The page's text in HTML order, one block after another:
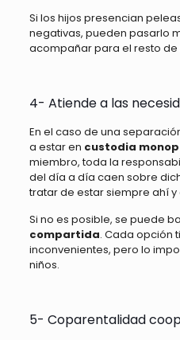
Si los hijos presencian
negativas, pueden pasarlo
acompañar para el resto de
4- Atiende a las
En el caso de una
a estar en custodia
miembro, toda la
del día a día caen sobre
tratar de estar siempre ahí
Si no es posible, se puede
compartida. Cada opción
inconvenientes, pero lo
niños.
5- Coparentalidad